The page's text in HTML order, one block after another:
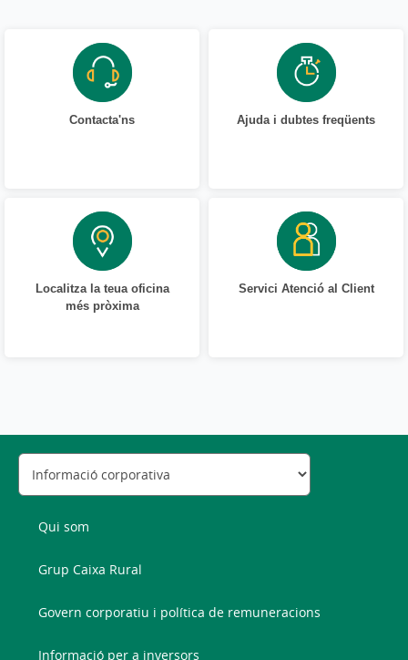
Contacta'ns Ajuda i dubtes freqüents
Localitza la teua oficina
més pròxima
Servici Atenció al Client
Qui som
Grup Caixa Rural
Govern corporatiu i política de remuneracions
Informació per a inversors